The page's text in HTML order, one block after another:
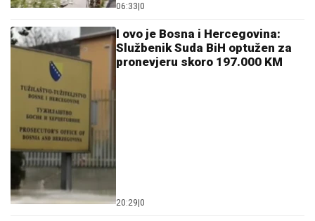
06:33 0
I ovo je Bosna i Hercegovina:
Službenik Suda BiH optužen za
pronevjeru skoro 197.000 KM
20:29 0